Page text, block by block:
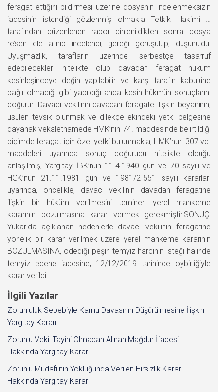
feragat ettiğini bildirmesi üzerine dosyanın incelenmeksizin
iadesinin istendiği gözlenmiş olmakla Tetkik Hakimi …
tarafından düzenlenen rapor dinlenildikten sonra dosya
re’sen ele alınıp incelendi, gereği görüşülüp, düşünüldü:
Uyuşmazlık, tarafların üzerinde serbestçe tasarruf
edebilecekleri nitelikte olup davadan feragat hüküm
kesinleşinceye değin yapılabilir ve karşı tarafın kabulüne
bağlı olmadığı gibi yapıldığı anda kesin hükmün sonuçlarını
doğurur. Davacı vekilinin davadan feragate ilişkin beyanının,
usulen tevsik olunmak ve dilekçe ekindeki yetki belgesine
dayanak vekaletnamede HMK’nın 74. maddesinde belirtildiği
biçimde feragat için özel yetki bulunmakla, HMK’nun 307 vd.
maddeleri uyarınca sonuç doğurucu nitelikte olduğu
anlaşılmış, Yargıtay İBK’nun 11.4.1940 gün ve 70 sayılı ve
HGK’nun 21.11.1981 gün ve 1981/2-551 sayılı kararları
uyarınca, öncelikle, davacı vekilinin davadan feragatine
ilişkin bir hüküm verilmesini teminen yerel mahkeme
kararının bozulmasına karar vermek gerekmiştir.SONUÇ:
Yukarıda açıklanan nedenlerle davacı vekilinin feragatine
yönelik bir karar verilmek üzere yerel mahkeme kararının
BOZULMASINA, ödediği peşin temyiz harcının isteği halinde
temyiz edene iadesine, 12/12/2019 tarihinde oybirliğiyle
karar verildi.
İlgili Yazılar
Zorunluluk Sebebiyle Kamu Davasının Düşürülmesine İlişkin
Yargıtay Kararı
Zorunlu Vekil Tayini Olmadan Alınan Mağdur İfadesi
Hakkında Yargıtay Kararı
Zorunlu Müdafiinin Yokluğunda Verilen Hırsızlık Kararı
Hakkında Yargıtay Kararı